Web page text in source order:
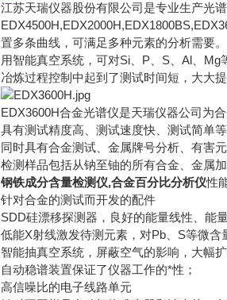
江苏天瑞仪器股份有限公司是专业生产光
置多条曲线，可满足多种元素的分析需要
用智能真空系统，可对Si、P、S、Al、
冶炼过程控制中起到了测试时间短，大大
EDX3600H合金光谱仪是天瑞仪器公司为
具有测试精度高、测试速度快、测试简单等
同时具有合金测试、金属牌号分析、有害
检测样品包括从钠至铀的所有合金、金属
钢铁成分含量检测仪,合金百分比分析仪性
针对合金的测试而开发的配件
SDD硅漂移探测器，良好的能量线性、能
低能X射线激发待测元素，对Pb、S等微含
智能抽真空系统，屏蔽空气的影响，大幅
自动稳谱装置保证了仪器工作的*性；
高信噪比的电子线路单元